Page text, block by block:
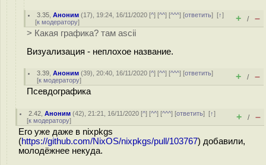
3.35 ,Аноним (17), 19:24, 16/11/2020 [^] [^^] [^^^] [ответить][↑]
[к модератору] + / –
> Какая графика? там ascii
Визуализация - неплохое название.
3.39 ,Аноним (39), 20:40, 16/11/2020 [^] [^^] [^^^] [ответить]
[к модератору] + / –
Псевдографика
2.42 ,Аноним (42), 21:21, 16/11/2020 [^] [^^] [^^^] [ответить][↑]
[к модератору] + / –
Его уже даже в nixpkgs
(https://github.com/NixOS/nixpkgs/pull/103767) добавили,
молодёжнее некуда.